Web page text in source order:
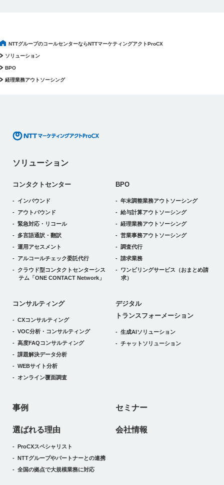
NTTグループのコールセンターならNTTマーケティングアクトProCX
ソリューション
BPO
経理業務アウトソーシング
ソリューション
コンタクトセンター
インバウンド
アウトバウンド
緊急対応・リコール
多言語通訳・翻訳
運用アセスメント
アルコールチェック委託代行
クラウド型コンタクトセンターシス
テム 「ONE CONTACT Network」
BPO
年末調整業務アウトソーシング
給与計算アウトソーシング
経理業務アウトソーシング
営業事務アウトソーシング
調査代行
請求業務
ワンビリングサービス （おまとめ請
求）
コンサルティング
CXコンサルティング
VOC分析・コンサルティング
高度FAQコンサルティング
課題解決データ分析
WEBサイト分析
オンライン覆面調査
デジタルトランスフォーメーション
デジタル
トランスフォーメーション
生成AIソリューション
チャットソリューション
事例 セミナー
選ばれる理由
ProCXスペシャリスト
NTTグループやパートナーとの連携
全国の拠点で大規模業務に対応
会社情報